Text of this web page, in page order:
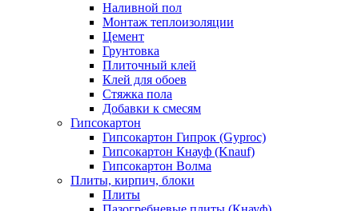
Наливной пол
Монтаж теплоизоляции
Цемент
Грунтовка
Плиточный клей
Клей для обоев
Стяжка пола
Добавки к смесям
Гипсокартон
Гипсокартон Гипрок (Gyproc)
Гипсокартон Кнауф (Knauf)
Гипсокартон Волма
Плиты, кирпич, блоки
Плиты